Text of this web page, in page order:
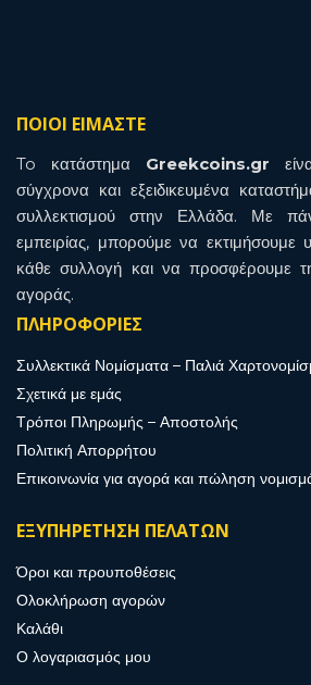
ΠΟΙΟΙ ΕΙΜΑΣΤΕ
To κατάστημα Greekcoins.gr
σύγχρονα και εξειδικευμένα
συλλεκτισμού στην Ελλάδα. Με
εμπειρίας, μπορούμε να εκτιμήσουμε
κάθε συλλογή και να προσφέρουμε
αγοράς.
ΠΛΗΡΟΦΟΡΙΕΣ
Συλλεκτικά Νομίσματα – Παλιά
Σχετικά με εμάς
Τρόποι Πληρωμής – Αποστολής
Πολιτική Απορρήτου
Επικοινωνία για αγορά και πώληση
ΕΞΥΠΗΡΕΤΗΣΗ ΠΕΛΑΤΩΝ
Όροι και προυποθέσεις
Ολοκλήρωση αγορών
Καλάθι
Ο λογαριασμός μου